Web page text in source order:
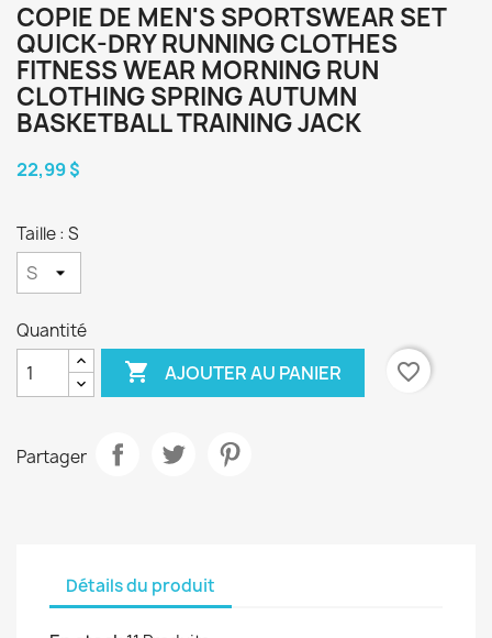
COPIE DE MEN'S SPORTSWEAR SET
QUICK-DRY RUNNING CLOTHES
FITNESS WEAR MORNING RUN
CLOTHING SPRING AUTUMN
BASKETBALL TRAINING JACK
22,99 $
Taille : S
Quantité
 AJOUTER AU PANIER favorite_border
Partager
Détails du produit